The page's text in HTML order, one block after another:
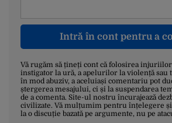
Intră în cont pentru a
Vă rugăm să țineți cont că folosirea
instigator la ură, a apelurilor la violență sau
în mod abuziv, a aceluiași comentariu pot
ștergerea mesajului, ci și la suspendarea
de a comenta. Site-ul nostru încurajează
civilizate. Vă mulțumim pentru înțelegere
la o discuție bazată pe argumente, nu pe